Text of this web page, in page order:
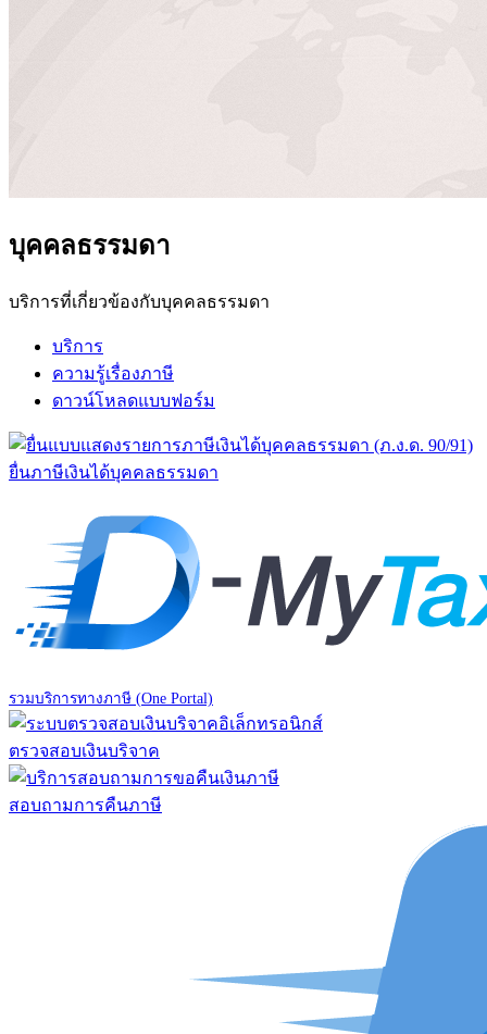
บุคคลธรรมดา
บริการที่เกี่ยวข้องกับบุคคลธรรมดา
บริการ
ความรู้เรื่องภาษี
ดาวน์โหลดแบบฟอร์ม
ยื่นภาษีเงินได้บุคคลธรรมดา
รวมบริการทางภาษี (One Portal)
ตรวจสอบเงินบริจาค
สอบถามการคืนภาษี